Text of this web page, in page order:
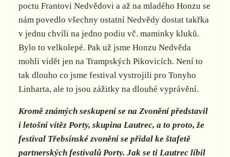
poctu Frantovi Nedvědovi a až na mladého Honzu se
nám povedlo všechny ostatní Nedvědy dostat takřka
v jednu chvíli na jedno podiu vč. maminky kluků.
Bylo to velkolepé. Pak už jsme Honzu Nedvěda
mohli vidět jen na Trampských Pikovicích. Není to
tak dlouho co jsme festival vystrojili pro Tonyho
Linharta, ale to jsou zážitky na dlouhé vyprávění.
Kromě známých seskupení se na Zvonění představil
i letošní vítěz Porty, skupina Lautrec, a to proto, že
festival Třebsínské zvonění se přidal ke štafetě
partnerských festivalů Porty. Jak se ti Lautrec líbil